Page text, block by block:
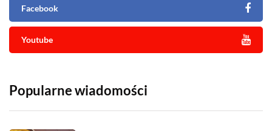
Facebook
Youtube
Popularne wiadomości